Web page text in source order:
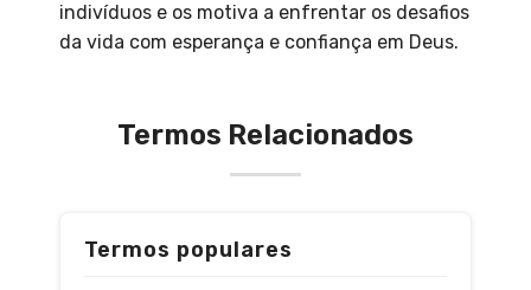
indivíduos e os motiva a enfrentar os desafios
da vida com esperança e confiança em Deus.
Termos Relacionados
Termos populares